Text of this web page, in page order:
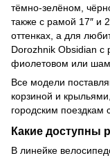
тёмно-зелёном,
также с рамой 17″ и
оттенках, а для
Dorozhnik Obsidian с
фиолетовом или
Все модели
корзиной и
городским поездкам
Какие доступны
В линейке